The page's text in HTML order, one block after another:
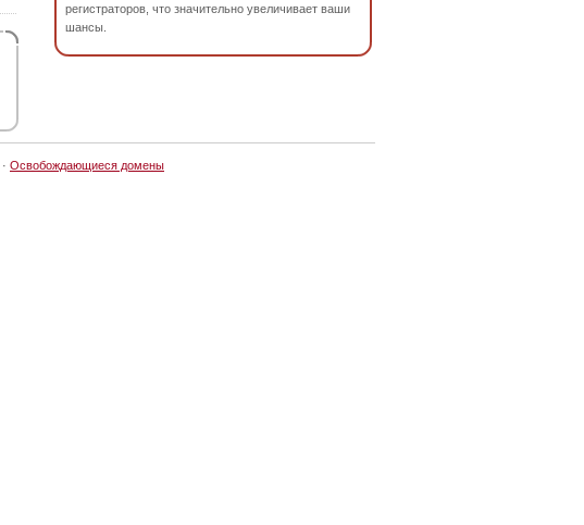
регистраторов, что значительно увеличивает ваши
шансы.
· Освобождающиеся домены